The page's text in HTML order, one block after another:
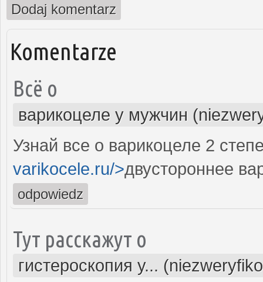
Dodaj komentarz
Komentarze
Всё о
варикоцеле у мужчин
Узнай все о варикоцеле 2
varikocele.ru/>двустороннее
odpowiedz
Тут расскажут о
гистероскопия у...